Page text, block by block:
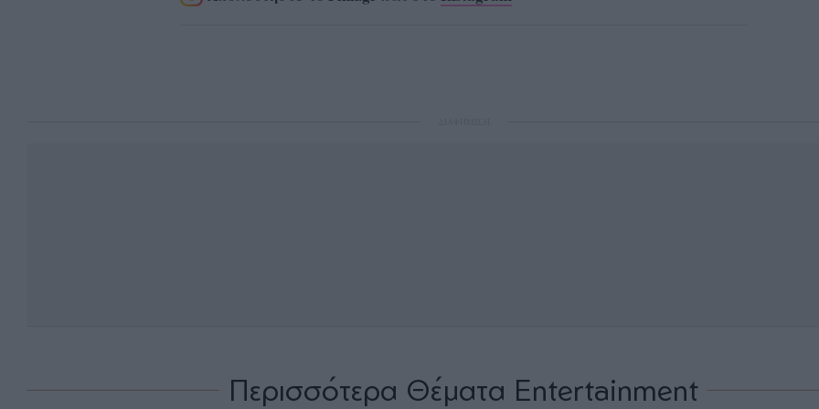
Περισσότερα Θέματα Entertainment